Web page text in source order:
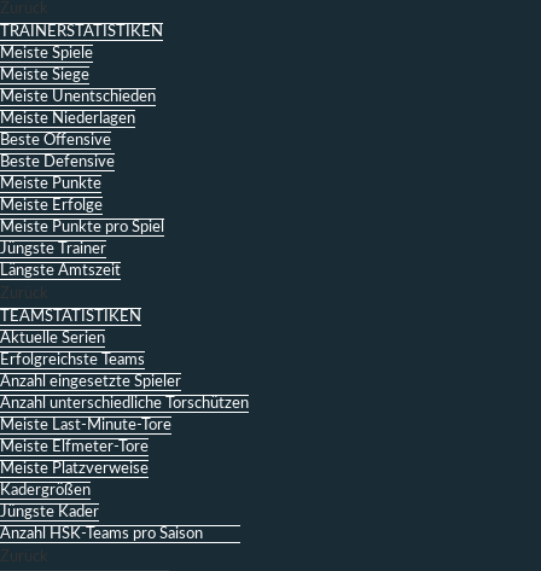
Zurück
TRAINERSTATISTIKEN
Meiste Spiele
Meiste Siege
Meiste Unentschieden
Meiste Niederlagen
Beste Offensive
Beste Defensive
Meiste Punkte
Meiste Erfolge
Meiste Punkte pro Spiel
Jüngste Trainer
Längste Amtszeit
Zurück
TEAMSTATISTIKEN
Aktuelle Serien
Erfolgreichste Teams
Anzahl eingesetzte Spieler
Anzahl unterschiedliche Torschützen
Meiste Last-Minute-Tore
Meiste Elfmeter-Tore
Meiste Platzverweise
Kadergrößen
Jüngste Kader
Anzahl HSK-Teams pro Saison
Zurück